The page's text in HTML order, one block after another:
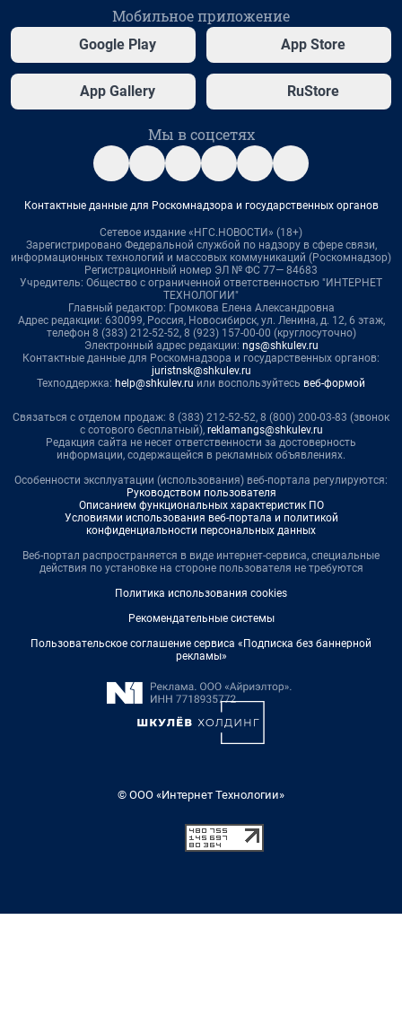
Мобильное приложение
Google Play App Store
App Gallery RuStore
Мы в соцсетях
Контактные данные для Роскомнадзора и государственных органов
Сетевое издание «НГС.НОВОСТИ» (18+)
Зарегистрировано Федеральной службой по надзору в сфере связи,
информационных технологий и массовых коммуникаций (Роскомнадзор)
Регистрационный номер ЭЛ № ФС 77— 84683
Учредитель: Общество с ограниченной ответственностью "ИНТЕРНЕТ
ТЕХНОЛОГИИ"
Главный редактор: Громкова Елена Александровна
Адрес редакции: 630099, Россия, Новосибирск, ул. Ленина, д. 12, 6 этаж,
телефон 8 (383) 212-52-52, 8 (923) 157-00-00 (круглосуточно)
Электронный адрес редакции: ngs@shkulev.ru
Контактные данные для Роскомнадзора и государственных органов:
juristnsk@shkulev.ru
Техподдержка: help@shkulev.ru или воспользуйтесь веб-формой
Связаться с отделом продаж: 8 (383) 212-52-52, 8 (800) 200-03-83 (звонок
с сотового бесплатный), reklamangs@shkulev.ru
Редакция сайта не несет ответственности за достоверность
информации, содержащейся в рекламных объявлениях.
Особенности эксплуатации (использования) веб-портала регулируются:
Руководством пользователя
Описанием функциональных характеристик ПО
Условиями использования веб-портала и политикой
конфиденциальности персональных данных
Веб-портал распространяется в виде интернет-сервиса, специальные
действия по установке на стороне пользователя не требуются
Политика использования cookies
Рекомендательные системы
Пользовательское соглашение сервиса «Подписка без баннерной
рекламы»
© ООО «Интернет Технологии»